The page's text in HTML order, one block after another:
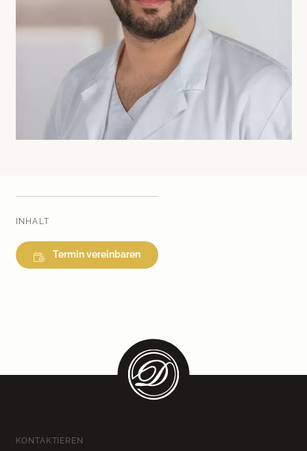
INHALT
Termin vereinbaren
Dr. Sabine Bruckert Skincare
Medical Beauty Zürich Bülach
KONTAKTIEREN